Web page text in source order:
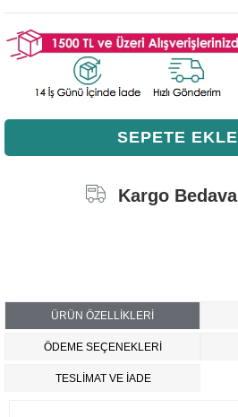
Kargo Bedava
ÜRÜN ÖZELLIKLERI
ÖDEME SEÇENEKLERI
TESLİMAT VE İADE